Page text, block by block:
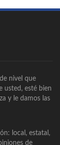
nivel que
usted, esté bien
y le damos las
local, estatal,
de